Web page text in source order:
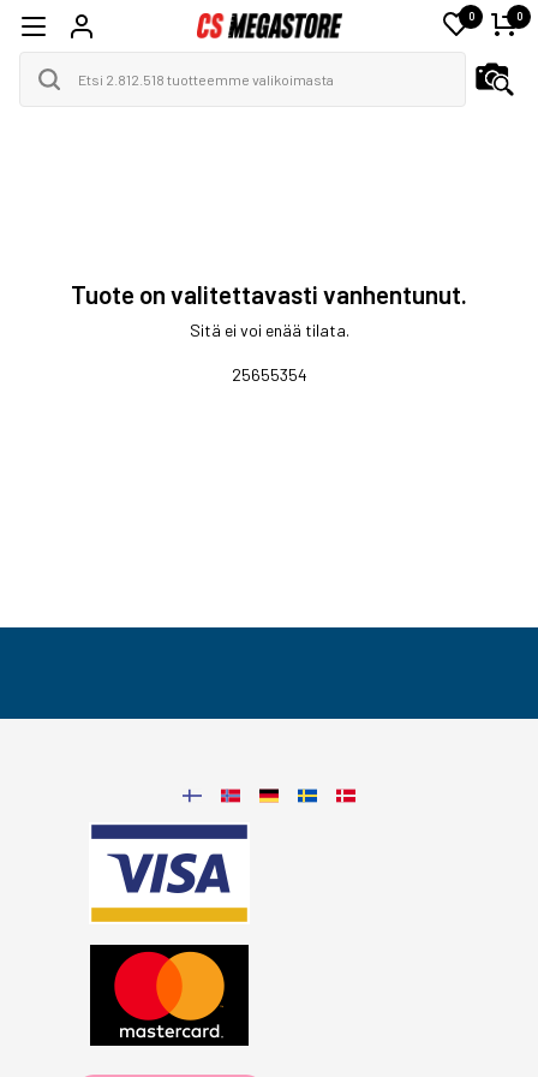
0 0
Tuote on valitettavasti vanhentunut.
Sitä ei voi enää tilata.
25655354